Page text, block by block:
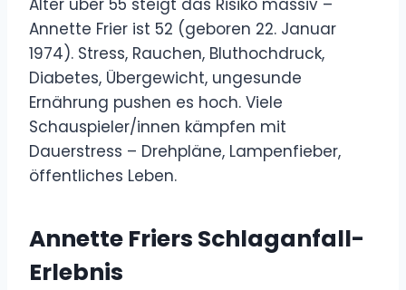
Annette Frier ist 52 (geboren 22. Januar
1974). Stress, Rauchen, Bluthochdruck,
Diabetes, Übergewicht, ungesunde
Ernährung pushen es hoch. Viele
Schauspieler/innen kämpfen mit
Dauerstress – Drehpläne, Lampenfieber,
öffentliches Leben.
Annette Friers Schlaganfall-
Erlebnis